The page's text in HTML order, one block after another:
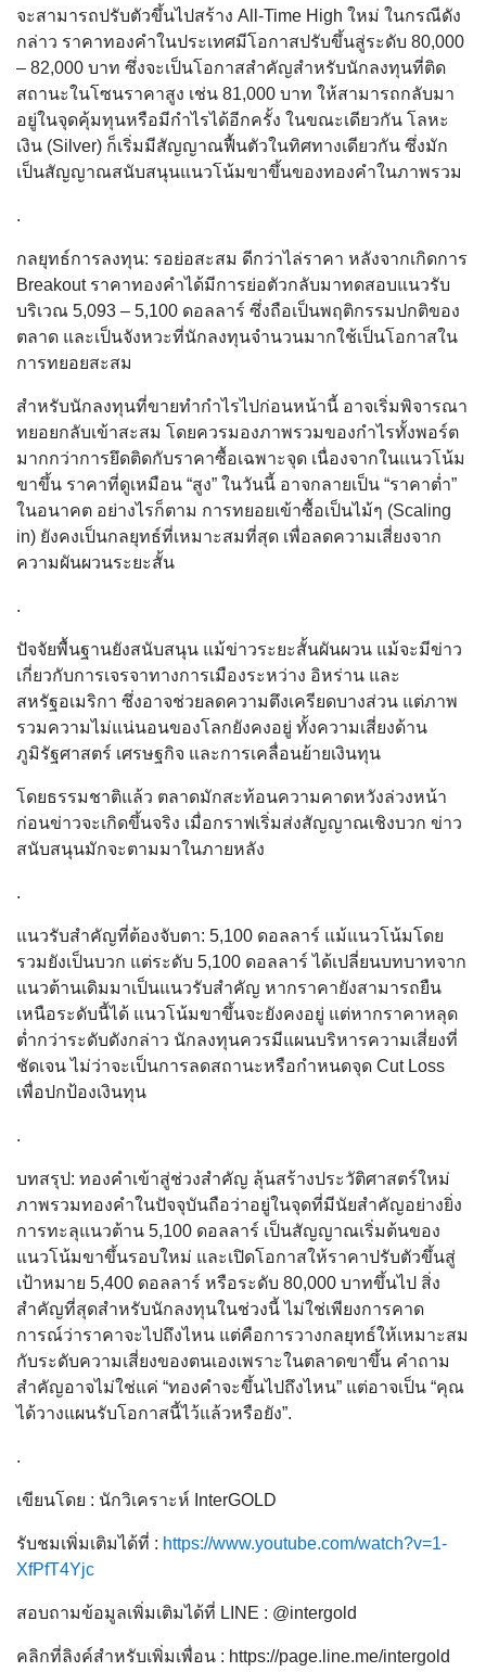
จะสามารถปรับตัวขึ้นไปสร้าง All-Time High ใหม่ ในกรณีดัง
กล่าว ราคาทองคำในประเทศมีโอกาสปรับขึ้นสู่ระดับ 80,000
– 82,000 บาท ซึ่งจะเป็นโอกาสสำคัญสำหรับนักลงทุนที่ติด
สถานะในโซนราคาสูง เช่น 81,000 บาท ให้สามารถกลับมา
อยู่ในจุดคุ้มทุนหรือมีกำไรได้อีกครั้ง ในขณะเดียวกัน โลหะ
เงิน (Silver) ก็เริ่มมีสัญญาณฟื้นตัวในทิศทางเดียวกัน ซึ่งมัก
เป็นสัญญาณสนับสนุนแนวโน้มขาขึ้นของทองคำในภาพรวม
.
กลยุทธ์การลงทุน: รอย่อสะสม ดีกว่าไล่ราคา หลังจากเกิดการ
Breakout ราคาทองคำได้มีการย่อตัวกลับมาทดสอบแนวรับ
บริเวณ 5,093 – 5,100 ดอลลาร์ ซึ่งถือเป็นพฤติกรรมปกติของ
ตลาด และเป็นจังหวะที่นักลงทุนจำนวนมากใช้เป็นโอกาสใน
การทยอยสะสม
สำหรับนักลงทุนที่ขายทำกำไรไปก่อนหน้านี้ อาจเริ่มพิจารณา
ทยอยกลับเข้าสะสม โดยควรมองภาพรวมของกำไรทั้งพอร์ต
มากกว่าการยึดติดกับราคาซื้อเฉพาะจุด เนื่องจากในแนวโน้ม
ขาขึ้น ราคาที่ดูเหมือน “สูง” ในวันนี้ อาจกลายเป็น “ราคาต่ำ”
ในอนาคต อย่างไรก็ตาม การทยอยเข้าซื้อเป็นไม้ๆ (Scaling
in) ยังคงเป็นกลยุทธ์ที่เหมาะสมที่สุด เพื่อลดความเสี่ยงจาก
ความผันผวนระยะสั้น
.
ปัจจัยพื้นฐานยังสนับสนุน แม้ข่าวระยะสั้นผันผวน แม้จะมีข่าว
เกี่ยวกับการเจรจาทางการเมืองระหว่าง อิหร่าน และ
สหรัฐอเมริกา ซึ่งอาจช่วยลดความตึงเครียดบางส่วน แต่ภาพ
รวมความไม่แน่นอนของโลกยังคงอยู่ ทั้งความเสี่ยงด้าน
ภูมิรัฐศาสตร์ เศรษฐกิจ และการเคลื่อนย้ายเงินทุน
โดยธรรมชาติแล้ว ตลาดมักสะท้อนความคาดหวังล่วงหน้า
ก่อนข่าวจะเกิดขึ้นจริง เมื่อกราฟเริ่มส่งสัญญาณเชิงบวก ข่าว
สนับสนุนมักจะตามมาในภายหลัง
.
แนวรับสำคัญที่ต้องจับตา: 5,100 ดอลลาร์ แม้แนวโน้มโดย
รวมยังเป็นบวก แต่ระดับ 5,100 ดอลลาร์ ได้เปลี่ยนบทบาทจาก
แนวต้านเดิมมาเป็นแนวรับสำคัญ หากราคายังสามารถยืน
เหนือระดับนี้ได้ แนวโน้มขาขึ้นจะยังคงอยู่ แต่หากราคาหลุด
ต่ำกว่าระดับดังกล่าว นักลงทุนควรมีแผนบริหารความเสี่ยงที่
ชัดเจน ไม่ว่าจะเป็นการลดสถานะหรือกำหนดจุด Cut Loss
เพื่อปกป้องเงินทุน
.
บทสรุป: ทองคำเข้าสู่ช่วงสำคัญ ลุ้นสร้างประวัติศาสตร์ใหม่
ภาพรวมทองคำในปัจจุบันถือว่าอยู่ในจุดที่มีนัยสำคัญอย่างยิ่ง
การทะลุแนวต้าน 5,100 ดอลลาร์ เป็นสัญญาณเริ่มต้นของ
แนวโน้มขาขึ้นรอบใหม่ และเปิดโอกาสให้ราคาปรับตัวขึ้นสู่
เป้าหมาย 5,400 ดอลลาร์ หรือระดับ 80,000 บาทขึ้นไป สิ่ง
สำคัญที่สุดสำหรับนักลงทุนในช่วงนี้ ไม่ใช่เพียงการคาด
การณ์ว่าราคาจะไปถึงไหน แต่คือการวางกลยุทธ์ให้เหมาะสม
กับระดับความเสี่ยงของตนเองเพราะในตลาดขาขึ้น คำถาม
สำคัญอาจไม่ใช่แค่ “ทองคำจะขึ้นไปถึงไหน” แต่อาจเป็น “คุณ
ได้วางแผนรับโอกาสนี้ไว้แล้วหรือยัง”.
.
เขียนโดย : นักวิเคราะห์ InterGOLD
รับชมเพิ่มเติมได้ที่ : https://www.youtube.com/watch?v=1-
XfPfT4Yjc
สอบถามข้อมูลเพิ่มเติมได้ที่ LINE : @intergold
คลิกที่ลิงค์สำหรับเพิ่มเพื่อน : https://page.line.me/intergold